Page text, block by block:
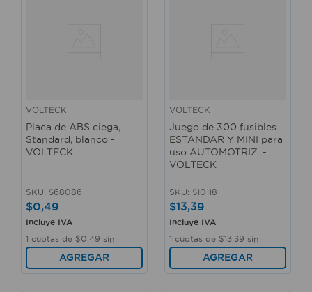
VOLTECK
Placa de ABS ciega,
Standard, blanco -
VOLTECK
SKU: 568086
$0,49
Incluye IVA
1 cuotas de $0 49 sin
interés
AGREGAR
VOLTECK
Juego de 300 fusibles
ESTANDAR Y MINI para
uso AUTOMOTRIZ. -
VOLTECK
SKU: 510118
$13,39
Incluye IVA
1 cuotas de $13 39 sin
interés
AGREGAR